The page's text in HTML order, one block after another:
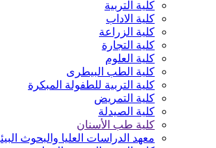
كلية التربية
كلية الاداب
كلية الزراعة
كلية التجارة
كلية العلوم
كلية الطب البيطرى
كلية التربية للطفولة المبكرة
كلية التمريض
كلية الصيدلة
كلية طب الأسنان
معهد الدراسات العليا والبحوث